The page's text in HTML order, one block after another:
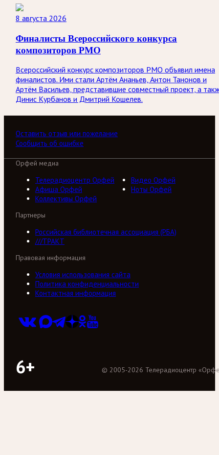
8 августа 2026
Финалисты Всероссийского конкурса
композиторов РМО
Всероссийский конкурс композиторов РМО объявил имена
финалистов. Ими стали Артём Ананьев, Антон Танонов и
Артём Васильев, представившие совместный проект, а
Динис Курбанов и Дмитрий Кошелев.
Оставить отзыв или пожелание
Сообщить об ошибке
Орфей медиа
Телерадиоцентр Орфей
Видео Орфей
Афиша Орфей
Ноты Орфей
Коллективы Орфей
Партнеры
Российская библиотечная ассоциация (РБА)
///ТРАКТ
Правовая информация
Условия использования сайта
Политика конфиденциальности
Контактная информация
6+ © 2005-2026 Телерадиоцентр